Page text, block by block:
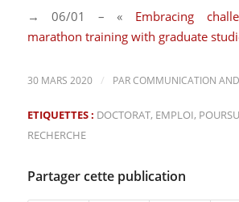
→ 06/01 – « Embracing
marathon training with graduate
30 MARS 2020 / PARCOMMUNICATION
ETIQUETTES : DOCTORAT, EMPLOI,
RECHERCHE
Partager cette publication